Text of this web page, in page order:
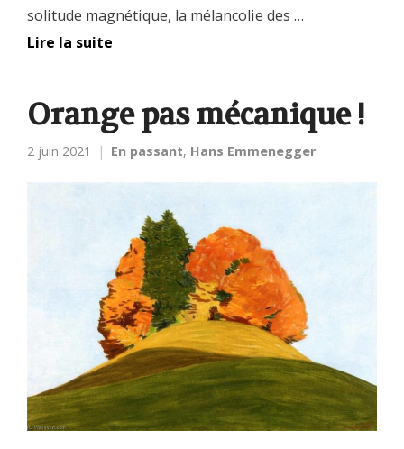
solitude magnétique, la mélancolie des …
Lire la suite
Orange pas mécanique !
2 juin 2021 En passant, Hans Emmenegger